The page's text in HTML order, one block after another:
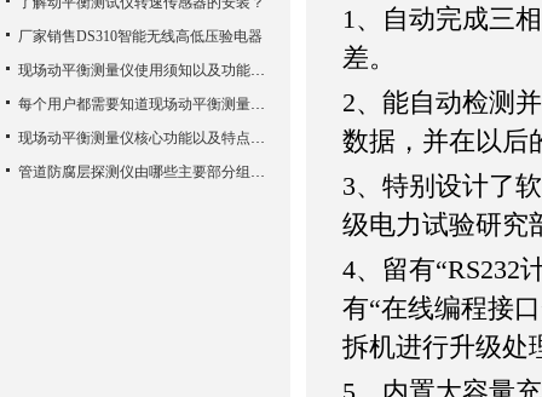
1、自动完成三
差。
2、能自动检测
数据，并在以后
3、特别设计了
级电力试验研究
4、留有“RS232
有“在线编程接
拆机进行升级处
厂家销售DS310智能无线高低压验电器
现场动平衡测量仪使用须知以及功能特性
每个用户都需要知道现场动平衡测量仪的一些知识
现场动平衡测量仪核心功能以及特点使用方法
管道防腐层探测仪由哪些主要部分组成？